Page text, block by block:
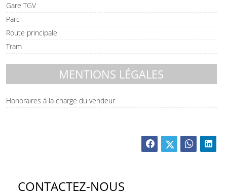
Gare TGV
Parc
Route principale
Tram
MENTIONS LÉGALES
Honoraires à la charge du vendeur
CONTACTEZ-NOUS